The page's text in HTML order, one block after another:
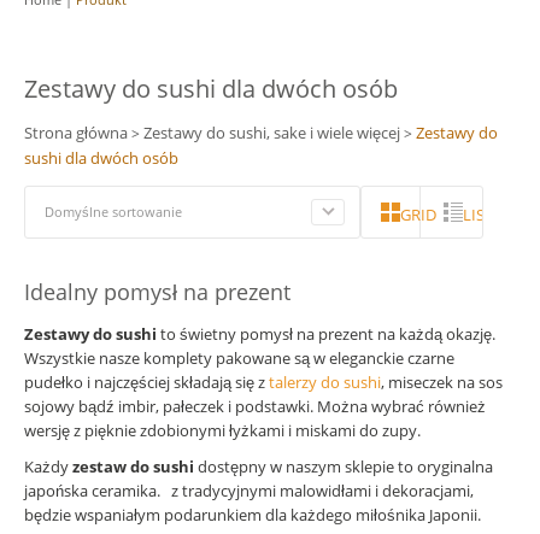
Zestawy do sushi dla dwóch osób
Strona główna> Zestawy do sushi, sake i wiele więcej> Zestawy do
sushi dla dwóch osób
Domyślne sortowanie GRID LISTA
Idealny pomysł na prezent
Zestawy do sushi to świetny pomysł na prezent na każdą okazję.
Wszystkie nasze komplety pakowane są w eleganckie czarne
pudełko i najczęściej składają się ztalerzy do sushi, miseczek na sos
sojowy bądź imbir, pałeczek i podstawki. Można wybrać również
wersję z pięknie zdobionymi łyżkami i miskami do zupy.
Każdyzestaw do sushi dostępny w naszym sklepie to oryginalna
japońska ceramika. z tradycyjnymi malowidłami i dekoracjami,
będzie wspaniałym podarunkiem dla każdego miłośnika Japonii.